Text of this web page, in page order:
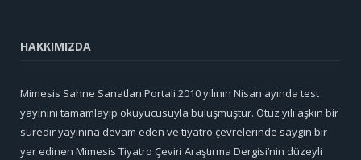
HAKKIMIZDA
Mimesis Sahne Sanatları Portali 2010 yılının Nisan ayında test
yayınını tamamlayıp okuyucusuyla buluşmuştur. Otuz yılı aşkın bir
süredir yayınına devam eden ve tiyatro çevrelerinde saygın bir
yer edinen Mimesis Tiyatro Çeviri Araştırma Dergisi’nin düzeyli